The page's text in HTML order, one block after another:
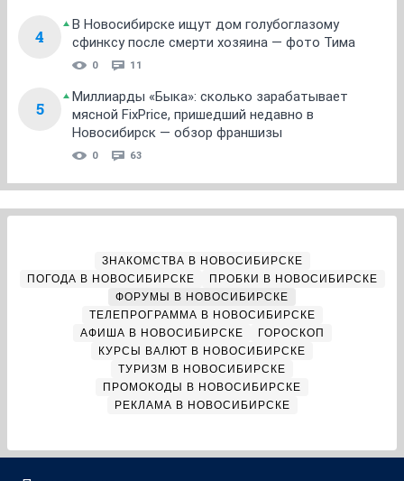
4
В Новосибирске ищут дом голубоглазому
сфинксу после смерти хозяина — фото Тима
0 11
5
Миллиарды «Быка»: сколько зарабатывает
мясной FixPrice, пришедший недавно в
Новосибирск — обзор франшизы
0 63
ЗНАКОМСТВА В НОВОСИБИРСКЕ
ПОГОДА В НОВОСИБИРСКЕ
ПРОБКИ В НОВОСИБИРСКЕ
ФОРУМЫ В НОВОСИБИРСКЕ
ТЕЛЕПРОГРАММА В НОВОСИБИРСКЕ
АФИША В НОВОСИБИРСКЕ
ГОРОСКОП
КУРСЫ ВАЛЮТ В НОВОСИБИРСКЕ
ТУРИЗМ В НОВОСИБИРСКЕ
ПРОМОКОДЫ В НОВОСИБИРСКЕ
РЕКЛАМА В НОВОСИБИРСКЕ